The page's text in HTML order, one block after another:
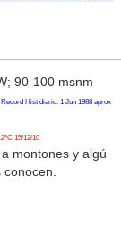
90-100 msnm
Hist diario: 1 Jun 1988 aprox
15/12/10
montones y algú